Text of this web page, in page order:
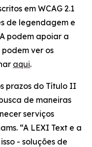
em WCAG 2.1
de legendagem e
podem apoiar a
ver os
aqui.
prazos do Título II
de maneiras
serviços
“A LEXI Text e a
- soluções de